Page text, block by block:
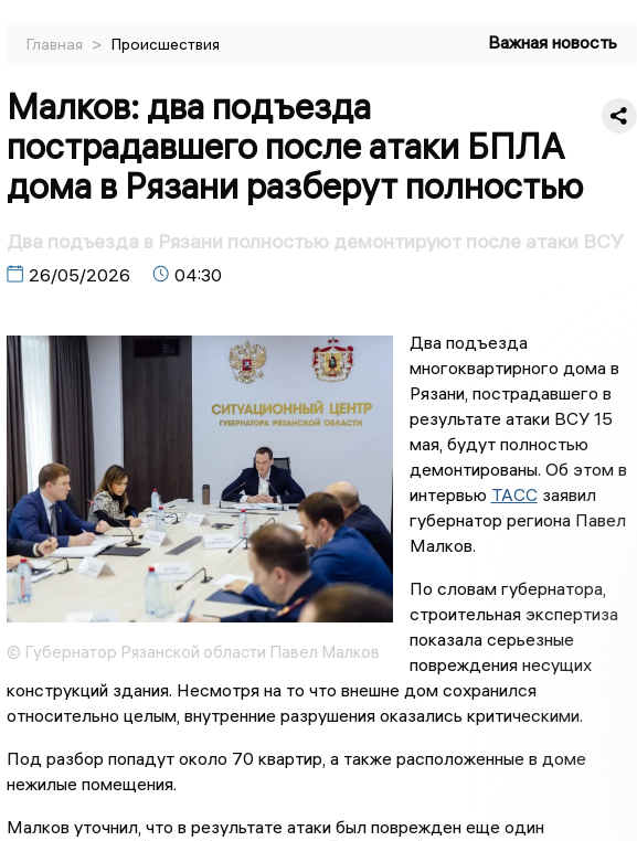
Главная > Происшествия Важная новость
Малков: два подъезда
пострадавшего после атаки БПЛА
дома в Рязани разберут полностью
Два подъезда в Рязани полностью демонтируют после атаки ВСУ
26/05/2026 04:30
© Губернатор Рязанской области Павел Малков
Два подъезда
многоквартирного дома в
Рязани, пострадавшего в
результате атаки ВСУ 15
мая, будут полностью
демонтированы. Об этом в
интервью ТАССзаявил
губернатор региона Павел
Малков.
По словам губернатора,
строительная экспертиза
показала серьезные
повреждения несущих
конструкций здания. Несмотря на то что внешне дом сохранился
относительно целым, внутренние разрушения оказались критическими.
Под разбор попадут около 70 квартир, а также расположенные в доме
нежилые помещения.
Малков уточнил, что в результате атаки был поврежден еще один